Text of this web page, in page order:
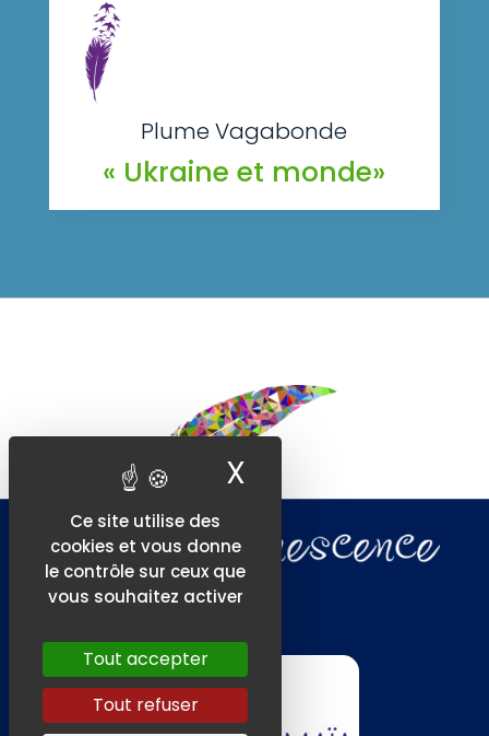
Plume Vagabonde
« Ukraine et monde»
Ce site utilise des
cookies et vous donne
le contrôle sur ceux que
vous souhaitez activer
Tout accepter
Tout refuser
X